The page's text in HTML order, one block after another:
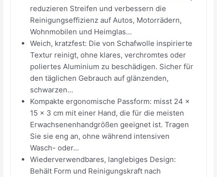
reduzieren Streifen und verbessern die
Reinigungseffizienz auf Autos, Motorrädern,
Wohnmobilen und Heimglas...
Weich, kratzfest: Die von Schafwolle inspirierte
Textur reinigt, ohne klares, verchromtes oder
poliertes Aluminium zu beschädigen. Sicher für
den täglichen Gebrauch auf glänzenden,
schwarzen...
Kompakte ergonomische Passform: misst 24 x
15 x 3 cm mit einer Hand, die für die meisten
Erwachsenenhandgrößen geeignet ist. Tragen
Sie sie eng an, ohne während intensiven
Wasch- oder...
Wiederverwendbares, langlebiges Design:
Behält Form und Reinigungskraft nach